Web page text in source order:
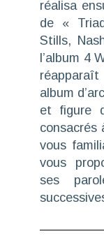
réalisa
de «
Stills,
l’album 4
album
et figure
consacrés
vous
vous
ses